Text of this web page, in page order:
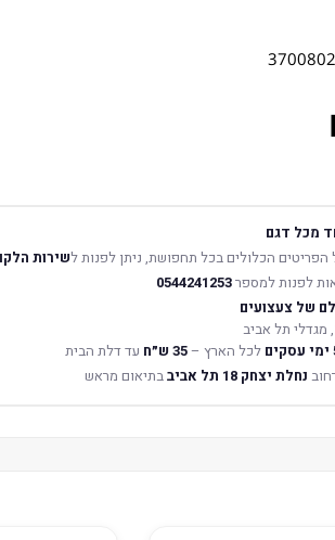
מכל דגם
הפריטים הכלולים בכל תחפושת, ניתן לפנות לשירות
לפנות למספר0544241253
של צעצועים
לכל הארץ –35 ש״ח עד דלת הבית
נחלת יצחק 18 תל אביב בתיאום מראש